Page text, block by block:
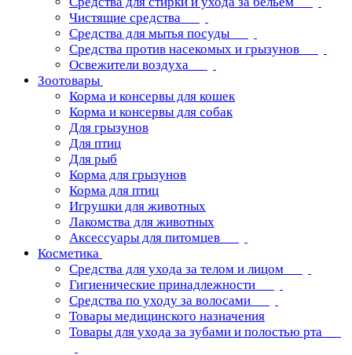
Чистящие средства
Средства для мытья посуды
Средства против насекомых и грызунов
Освежители воздуха
Зоотовары
Корма и консервы для кошек
Корма и консервы для собак
Для грызунов
Для птиц
Для рыб
Корма для грызунов
Корма для птиц
Игрушки для животных
Лакомства для животных
Аксессуары для питомцев
Косметика
Средства для ухода за телом и лицом
Гигиенические принадлежности
Средства по уходу за волосами
Товары медицинского назначения
Товары для ухода за зубами и полостью рта